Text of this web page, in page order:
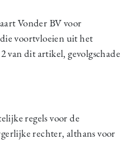
Vonder BV voor
voortvloeien uit het
van dit artikel, gevolgschade
regels voor de
rechter, althans voor